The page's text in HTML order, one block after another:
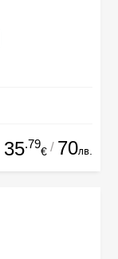
35.79
€ / 70лв.